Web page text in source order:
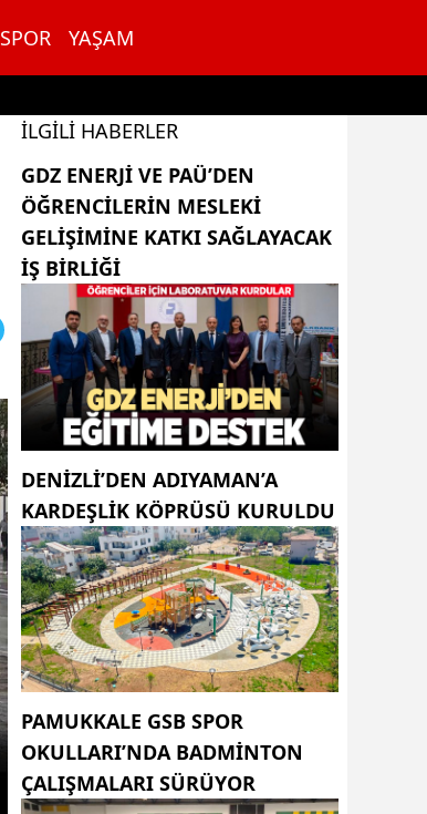
SPOR YAŞAM
İLGILI HABERLER
GDZ ENERJI VE PAÜ’DEN
ÖĞRENCILERIN MESLEKI
GELIŞIMINE KATKI SAĞLAYACAK
IŞ BIRLIĞI
DENIZLI’DEN ADIYAMAN’A
KARDEŞLIK KÖPRÜSÜ KURULDU
PAMUKKALE GSB SPOR
OKULLARI’NDA BADMINTON
ÇALIŞMALARI SÜRÜYOR